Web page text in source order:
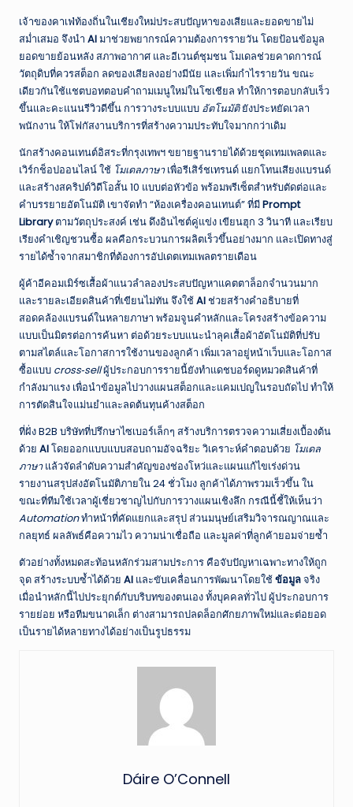
เจ้าของคาเฟ่ท้องถิ่นในเชียงใหม่ประสบปัญหาของเสียและยอดขายไม่
สม่ำเสมอ จึงนำ AIมาช่วยพยากรณ์ความต้องการรายวัน โดยป้อนข้อมูล
ยอดขายย้อนหลัง สภาพอากาศ และอีเวนต์ชุมชน โมเดลช่วยคาดการณ์
วัตถุดิบที่ควรสต็อก ลดของเสียลงอย่างมีนัย และเพิ่มกำไรรายวัน ขณะ
เดียวกันใช้แชตบอทตอบคำถามเมนูใหม่ในโซเชียล ทำให้การตอบกลับเร็ว
ขึ้นและคะแนนรีวิวดีขึ้น การวางระบบแบบ อัตโนมัติยังประหยัดเวลา
พนักงาน ให้โฟกัสงานบริการที่สร้างความประทับใจมากกว่าเดิม
นักสร้างคอนเทนต์อิสระที่กรุงเทพฯ ขยายฐานรายได้ด้วยชุดเทมเพลตและ
เวิร์กช็อปออนไลน์ ใช้ โมเดลภาษาเพื่อรีเสิร์ชเทรนด์ แยกโทนเสียงแบรนด์
และสร้างสคริปต์วิดีโอสั้น 10 แบบต่อหัวข้อ พร้อมพรีเซ็ตสำหรับตัดต่อและ
คำบรรยายอัตโนมัติ เขาจัดทำ “ห้องเครื่องคอนเทนต์” ที่มีPrompt
Libraryตามวัตถุประสงค์ เช่น ดึงอินไซต์คู่แข่ง เขียนฮุก 3 วินาที และเรียบ
เรียงคำเชิญชวนซื้อ ผลคือกระบวนการผลิตเร็วขึ้นอย่างมาก และเปิดทางสู่
รายได้ซ้ำจากสมาชิกที่ต้องการอัปเดตเทมเพลตรายเดือน
ผู้ค้าอีคอมเมิร์ซเสื้อผ้าแนวลำลองประสบปัญหาแคตตาล็อกจำนวนมาก
และรายละเอียดสินค้าที่เขียนไม่ทัน จึงใช้AIช่วยสร้างคำอธิบายที่
สอดคล้องแบรนด์ในหลายภาษา พร้อมจูนคำหลักและโครงสร้างข้อความ
แบบเป็นมิตรต่อการค้นหา ต่อด้วยระบบแนะนำลุคเสื้อผ้าอัตโนมัติที่ปรับ
ตามสไตล์และโอกาสการใช้งานของลูกค้า เพิ่มเวลาอยู่หน้าเว็บและโอกาส
ซื้อแบบ cross‑sellผู้ประกอบการรายนี้ยังทำแดชบอร์ดดูหมวดสินค้าที่
กำลังมาแรง เพื่อนำข้อมูลไปวางแผนสต็อกและแคมเปญในรอบถัดไป ทำให้
การตัดสินใจแม่นยำและลดต้นทุนค้างสต็อก
ที่ฝั่ง B2B บริษัทที่ปรึกษาไซเบอร์เล็กๆ สร้างบริการตรวจความเสี่ยงเบื้องต้น
ด้วย AIโดยออกแบบแบบสอบถามอัจฉริยะ วิเคราะห์คำตอบด้วย โมเดล
ภาษาแล้วจัดลำดับความสำคัญของช่องโหว่และแผนแก้ไขเร่งด่วน
รายงานสรุปส่งอัตโนมัติภายใน 24 ชั่วโมง ลูกค้าได้ภาพรวมเร็วขึ้น ใน
ขณะที่ทีมใช้เวลาผู้เชี่ยวชาญไปกับการวางแผนเชิงลึก กรณีนี้ชี้ให้เห็นว่า
Automationทำหน้าที่คัดแยกและสรุป ส่วนมนุษย์เสริมวิจารณญาณและ
กลยุทธ์ ผลลัพธ์คือความไว ความน่าเชื่อถือ และมูลค่าที่ลูกค้ายอมจ่ายซ้ำ
ตัวอย่างทั้งหมดสะท้อนหลักร่วมสามประการ คือจับปัญหาเฉพาะทางให้ถูก
จุด สร้างระบบซ้ำได้ด้วย AI และขับเคลื่อนการพัฒนาโดยใช้ข้อมูลจริง
เมื่อนำหลักนี้ไปประยุกต์กับบริบทของตนเอง ทั้งบุคคลทั่วไป ผู้ประกอบการ
รายย่อย หรือทีมขนาดเล็ก ต่างสามารถปลดล็อกศักยภาพใหม่และต่อยอด
เป็นรายได้หลายทางได้อย่างเป็นรูปธรรม
Dáire O’Connell